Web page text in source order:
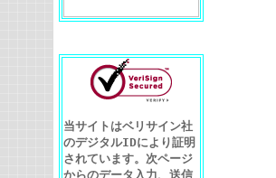
当サイトはベリサイン社
のデジタルIDにより証明
されています。次ページ
からのデータ入力、送信